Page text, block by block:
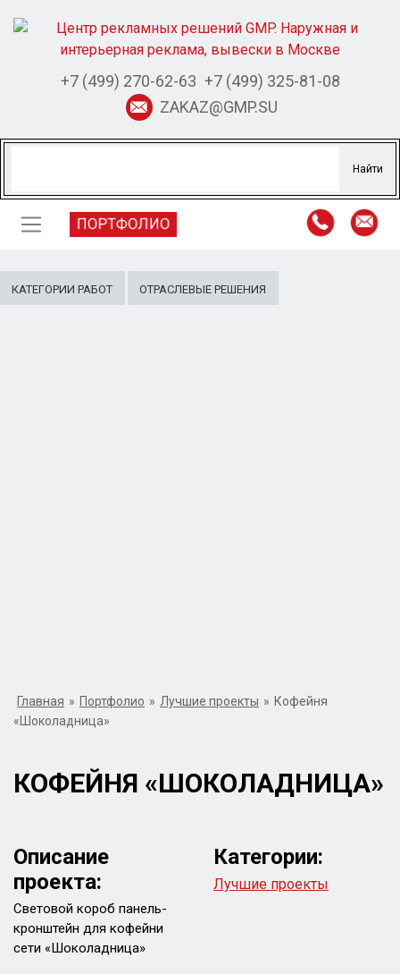
+7 (499) 270-62-63 +7 (499) 325-81-08
ZAKAZ@GMP.SU
ПОРТФОЛИО
КАТЕГОРИИ РАБОТ ОТРАСЛЕВЫЕ РЕШЕНИЯ
Главная » Портфолио » Лучшие проекты » Кофейня
«Шоколадница»
КОФЕЙНЯ «ШОКОЛАДНИЦА»
Описание
проекта:
Световой короб панель-
кронштейн для кофейни
сети «Шоколадница»
Категории:
Лучшие проекты